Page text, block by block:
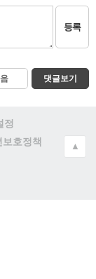
등록
댓글보기
정
보호정책
▲